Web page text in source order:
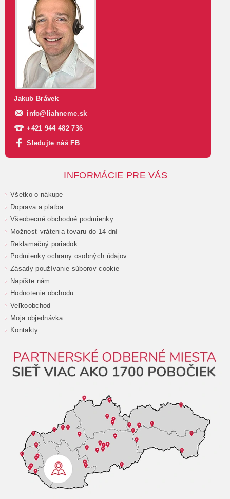
Jakub Brávek
info@ liahneme.sk
+421 944 482 736
Sledujte náš FB
INFORMÁCIE PRE VÁS
Všetko o nákupe
Doprava a platba
Všeobecné obchodné podmienky
Možnosť vrátenia tovaru do 14 dní
Reklamačný poriadok
Podmienky ochrany osobných údajov
Zásady používanie súborov cookie
Napíšte nám
Hodnotenie obchodu
Veľkoobchod
Moja objednávka
Kontakty